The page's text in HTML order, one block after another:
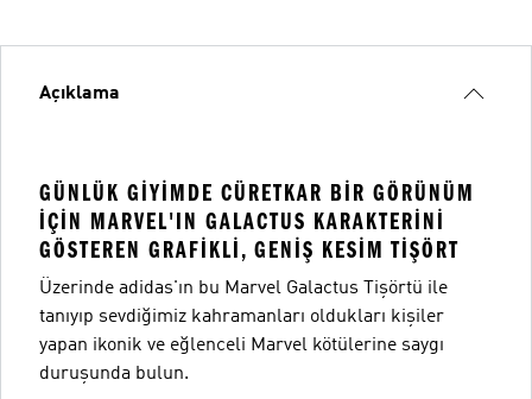
Açıklama
GÜNLÜK GIYIMDE CÜRETKAR BIR GÖRÜNÜM
IÇIN MARVEL'IN GALACTUS KARAKTERINI
GÖSTEREN GRAFIKLI, GENIŞ KESIM TIŞÖRT
Üzerinde adidas'ın bu Marvel Galactus Tişörtü ile
tanıyıp sevdiğimiz kahramanları oldukları kişiler
yapan ikonik ve eğlenceli Marvel kötülerine saygı
duruşunda bulun.